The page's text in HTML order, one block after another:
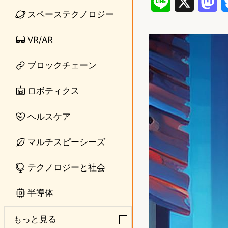
スペーステクノロジー
VR/AR
ブロックチェーン
ロボティクス
ヘルスケア
マルチスピーシーズ
テクノロジーと社会
半導体
もっと見る
n
e